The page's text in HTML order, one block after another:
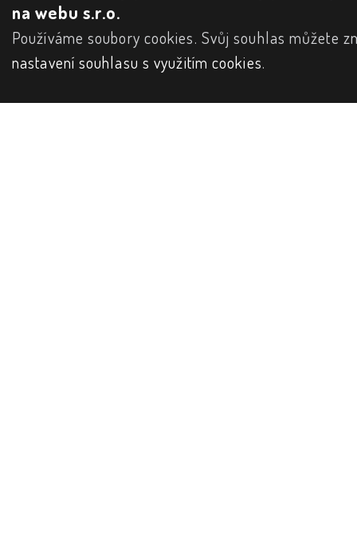
na webu s.r.o.
Používáme soubory cookies. Svůj souhlas můžete
nastavení souhlasu s využitím cookies.